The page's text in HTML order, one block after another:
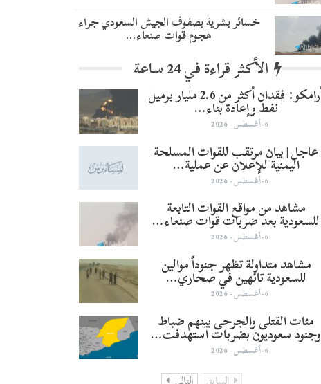
خسائر بشرية بصفوف الجيش السعودي جراء
هجوم قوات صنعاء…
الأكثر قراءة في 24 ساعة
أرامكو: فقدان أكثر من 2.6 مليار برميل
نفط وإعادة بناء…
6-أغسطس- 2026
عاجل | بيان مرتقب للقوات المسلحة
اليمنية للإعلان عن عملية…
6-أغسطس- 2026
مشاهد من مواقع القوات التابعة
للسعودية بعد ضربات قوات صنعاء…
6-أغسطس- 2026
مشاهد متداولة تظهر جنوداً موالين
للسعودية تائهين في صحاري…
6-أغسطس- 2026
مئات القتلى والجرحى بينهم ضباط
وجنود سعوديون بضربات استهدفت…
6-أغسطس- 2026